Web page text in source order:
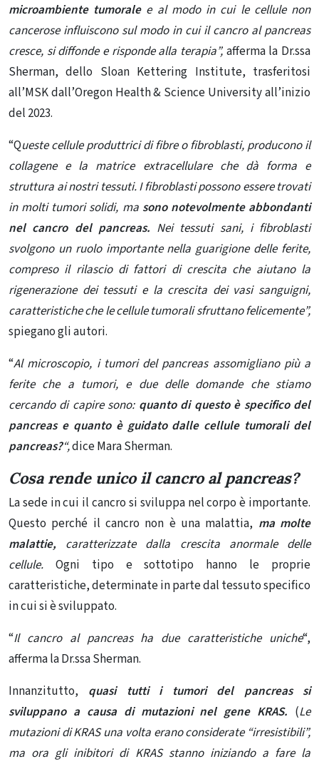
microambiente tumoralee al modo in cui le cellule non
cancerose influiscono sul modo in cui il cancro al pancreas
cresce, si diffonde e risponde alla terapia”, afferma la Dr.ssa
Sherman, dello Sloan Kettering Institute, trasferitosi
all’MSK dall’Oregon Health & Science University all’inizio
del 2023.
“Queste cellule produttrici di fibre o fibroblasti, producono il
collagene e la matrice extracellulare che dà forma e
struttura ai nostri tessuti. I fibroblasti possono essere trovati
in molti tumori solidi, masono notevolmente abbondanti
nel cancro del pancreas. Nei tessuti sani, i fibroblasti
svolgono un ruolo importante nella guarigione delle ferite,
compreso il rilascio di fattori di crescita che aiutano la
rigenerazione dei tessuti e la crescita dei vasi sanguigni,
caratteristiche che le cellule tumorali sfruttano felicemente”,
spiegano gli autori.
“Al microscopio, i tumori del pancreas assomigliano più a
ferite che a tumori, e due delle domande che stiamo
cercando di capire sono: quanto di questo è specifico del
pancreas e quanto è guidato dalle cellule tumorali del
pancreas?“,dice Mara Sherman.
Cosa rende unico il cancro al pancreas?
La sede in cui il cancro si sviluppa nel corpo è importante.
Questo perché il cancro non è una malattia, ma molte
malattie,
caratterizzate dalla crescita anormale delle
cellule. Ogni tipo e sottotipo hanno le proprie
caratteristiche, determinate in parte dal tessuto specifico
in cui si è sviluppato.
“Il cancro al pancreas ha due caratteristiche uniche“,
afferma la Dr.ssa Sherman.
Innanzitutto, quasi tutti i tumori del pancreas si
sviluppano a causa di mutazioni nel gene KRAS. (Le
mutazioni di KRAS una volta erano considerate “irresistibili”,
ma ora gli inibitori di KRAS stanno iniziando a fare la